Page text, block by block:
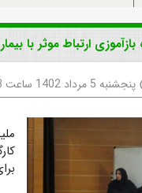
بازآموزی ارتباط موثر با بیمار
پنجشنبه 5 مرداد 1402 ساعت 7:43